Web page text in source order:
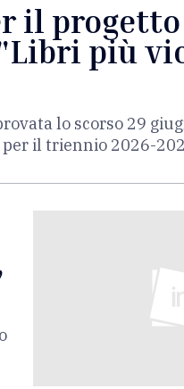
il progetto
più
lo scorso 29
per il triennio 2026-